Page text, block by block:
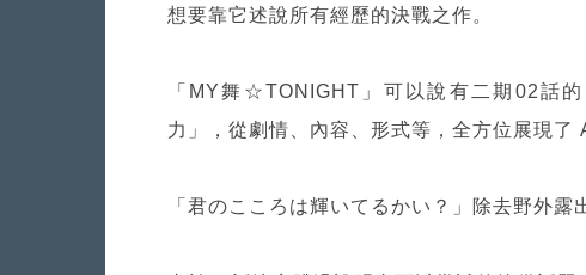
想要靠它述說所有經歷的決戰之作。
「MY舞☆TONIGHT」可以說有二期02話
力」，從劇情、內容、形式等，全方位展現了
「君のこころは輝いてるかい？」除去野外